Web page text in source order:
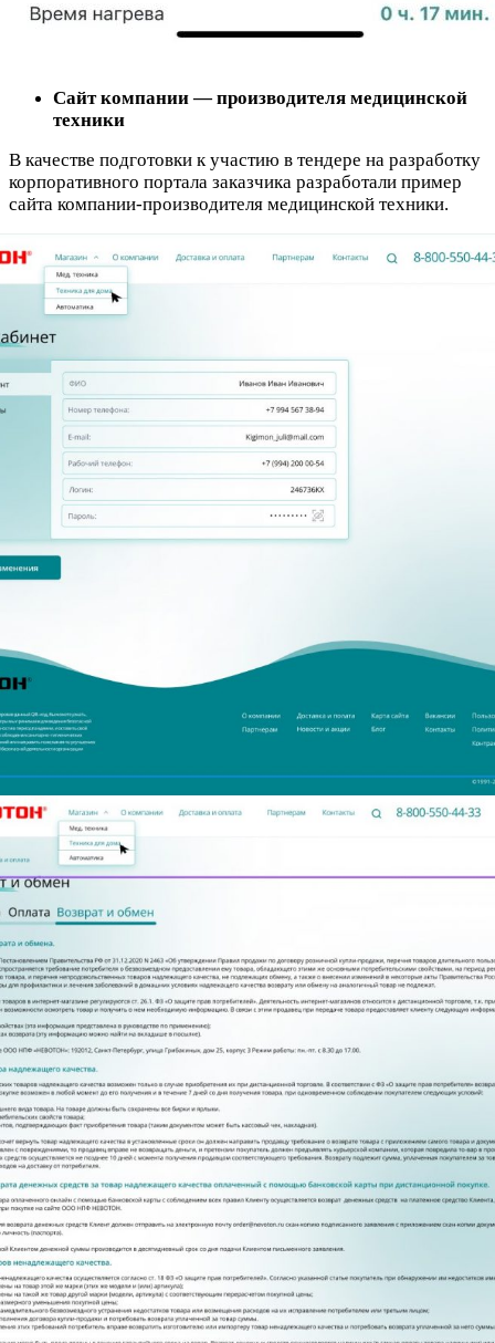
Сайт компании — производителя медицинской
техники
В качестве подготовки к участию в тендере на разработку
корпоративного портала заказчика разработали пример
сайта компании-производителя медицинской техники.